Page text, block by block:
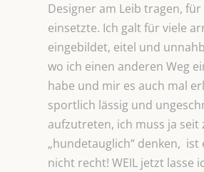
Designer am Leib tragen,
einsetzte. Ich galt für viele
eingebildet, eitel und
wo ich einen anderen Weg
habe und mir es auch mal
sportlich lässig und
aufzutreten, ich muss ja seit
„hundetauglich“ denken, ist
nicht recht! WEIL jetzt lasse